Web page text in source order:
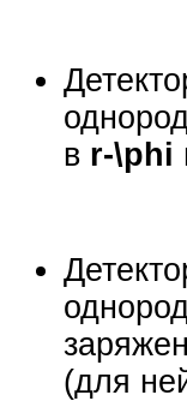
в r-\phi
(для